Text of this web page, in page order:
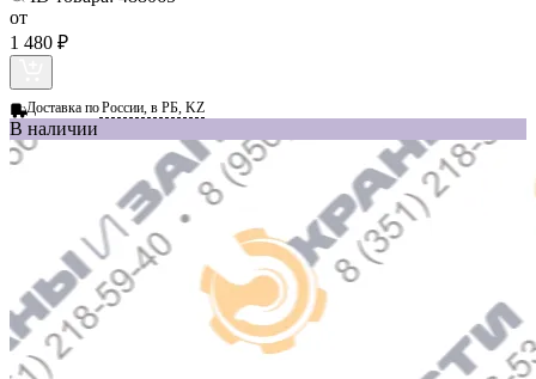
от
1 480 ₽
Доставка поРоссии, в РБ, KZ
В наличии